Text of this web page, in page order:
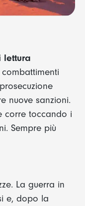
lettura
nuove sanzioni.
corre toccando i
Sempre più
La guerra in
e, dopo la